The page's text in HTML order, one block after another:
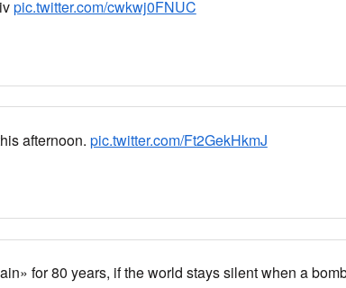
5人が死亡、5人が負傷した。